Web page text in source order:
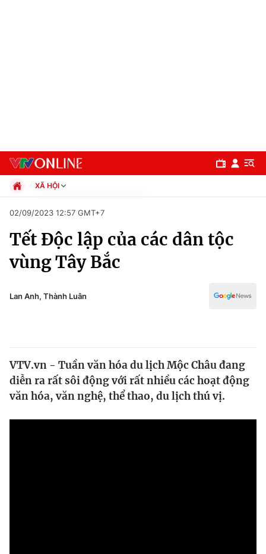
Chuyên mục
Chính trị
Xã hội
Y tế
XÃ HỘI
Xã hội
Pháp luật
Kinh tế
Thể thao
Văn hóa - Giải trí
Giáo dục
02/09/2023 12:57 GMT+7
Tết Độc lập của các dân tộc
vùng Tây Bắc
Lan Anh, Thành Luân
VTV.vn - Tuần văn hóa du lịch Mộc Châu đang
diễn ra rất sôi động với rất nhiều các hoạt động
văn hóa, văn nghệ, thể thao, du lịch thú vị.